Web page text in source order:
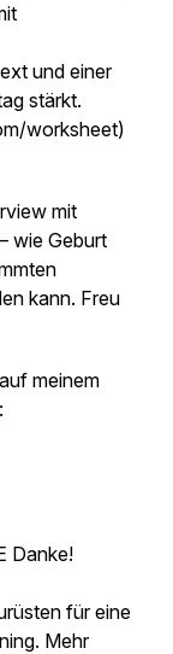
und einer
stärkt.
worksheet)
mit
wie Geburt
kann. Freu
meinem
Danke!
für eine
Mehr